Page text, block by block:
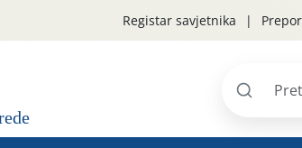
Registar savjetnika
Pretraži